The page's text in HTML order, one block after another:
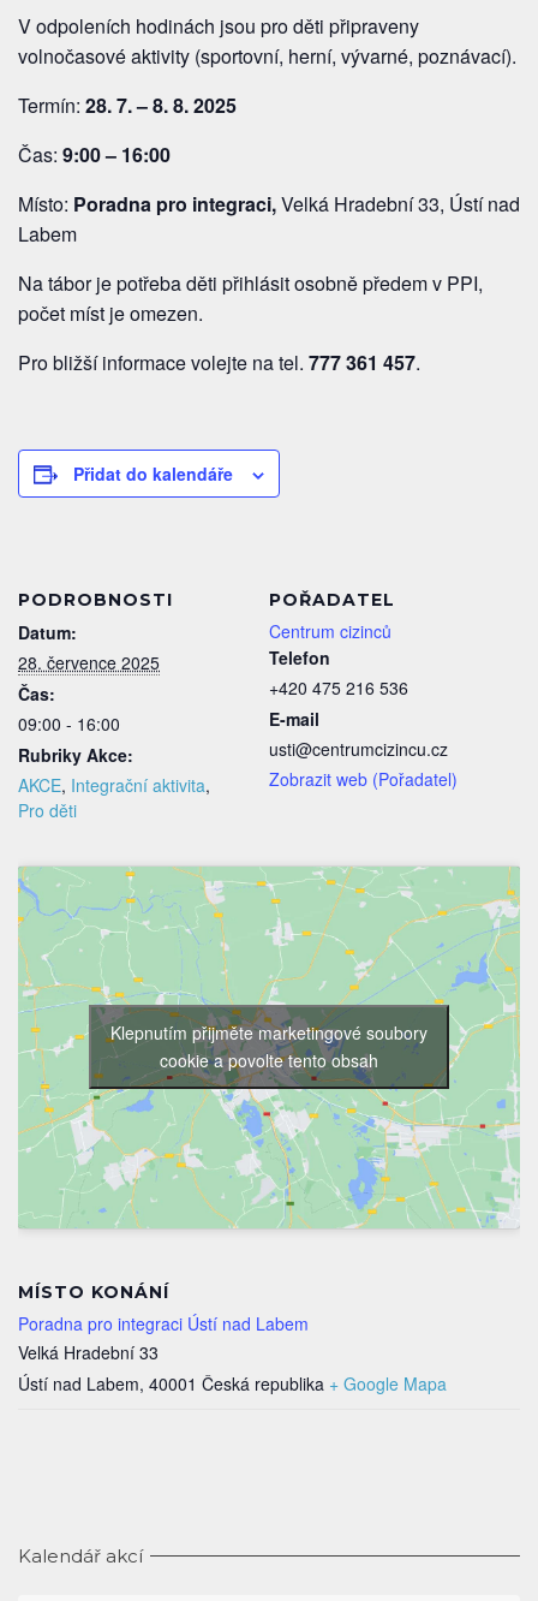
V odpoleních hodinách jsou pro děti připraveny
volnočasové aktivity (sportovní, herní, vývarné, poznávací).
Termín: 28. 7. – 8. 8. 2025
Čas: 9:00 – 16:00
Místo: Poradna pro integraci,Velká Hradební 33, Ústí nad
Labem
Na tábor je potřeba děti přihlásit osobně předem v PPI,
počet míst je omezen.
Pro bližší informace volejte na tel. 777 361 457.
Přidat do kalendáře
PODROBNOSTI
Datum:
28. července 2025
Čas:
09:00 - 16:00
Rubriky Akce:
AKCE, Integrační aktivita,
Pro děti
POŘADATEL
Centrum cizinců
Telefon
+420 475 216 536
E-mail
usti@centrumcizincu.cz
Zobrazit web (Pořadatel)
MÍSTO KONÁNÍ
Poradna pro integraci Ústí nad Labem
Velká Hradební 33
Ústí nad Labem, 40001 Česká republika + Google Mapa
Klepnutím přijměte marketingové soubory
cookie a povolte tento obsah
Kalendář akcí